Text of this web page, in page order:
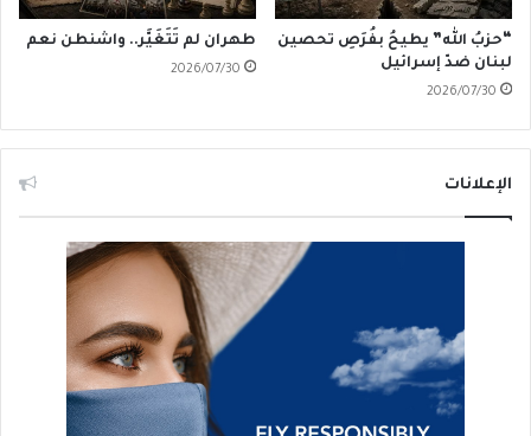
“حزبُ الله” يطيحُ بفُرَصِ تحصين
لبنان ضدّ إسرائيل
2026/07/30
طهران لم تَتَغَيَّر.. واشنطن نعم
2026/07/30
الإعلانات